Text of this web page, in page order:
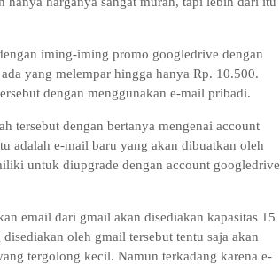
iming-iming promo googledrive dengan
yang melempar hingga hanya Rp. 10.500.
dengan menggunakan e-mail pribadi.
tersebut dengan bertanya mengenai account
adalah e-mail baru yang akan dibuatkan oleh
untuk diupgrade dengan account googledrive
email dari gmail akan disediakan kapasitas 15
oleh gmail tersebut tentu saja akan
tergolong kecil. Namun terkadang karena e-